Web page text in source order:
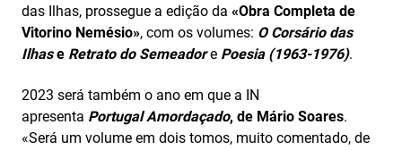
das Ilhas, prossegue a edição da «Obra Completa de
Vitorino Nemésio», com os volumes: O Corsário das
Ilhase Retrato do Semeadore Poesia (1963-1976).
2023 será também o ano em que a IN
apresenta Portugal Amordaçado, de Mário Soares.
«Será um volume em dois tomos, muito comentado, de